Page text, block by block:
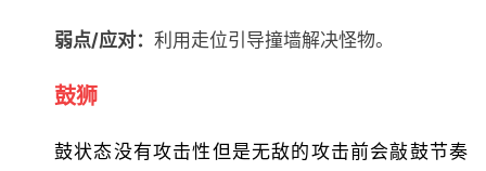
弱点/应对： 利用走位引导撞墙解决怪物。
鼓狮
鼓状态没有攻击性但是无敌的攻击前会敲鼓节奏